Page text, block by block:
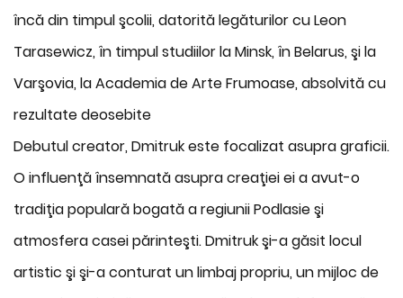
încă din timpul şcolii, datorită legăturilor cu Leon
Tarasewicz, în timpul studiilor la Minsk, în Belarus, şi la
Varşovia, la Academia de Arte Frumoase, absolvită cu
rezultate deosebite
Debutul creator, Dmitruk este focalizat asupra graficii.
O influenţă însemnată asupra creaţiei ei a avut-o
tradiţia populară bogată a regiunii Podlasie şi
atmosfera casei părinteşti. Dmitruk şi-a găsit locul
artistic şi şi-a conturat un limbaj propriu, un mijloc de